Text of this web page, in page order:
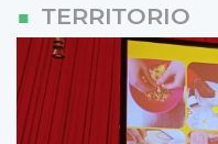
TERRITORIO